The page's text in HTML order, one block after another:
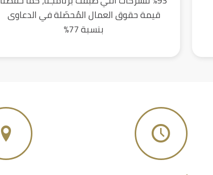
قيمة حقوق العمال المُحصّلة في الدعاوى
بنسبة 77%